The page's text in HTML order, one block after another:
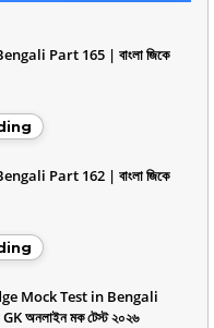
Part 165 | বাংলা জিকে
Part 162 | বাংলা জিকে
Mock Test in Bengali
অনলাইন মক টেস্ট ২০২৬